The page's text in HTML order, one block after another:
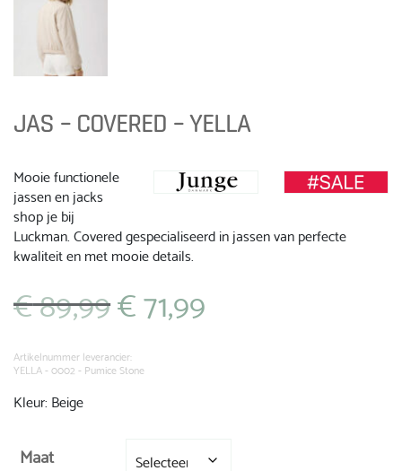
JAS – COVERED – YELLA
Mooie functionele
jassen en jacks
shop je bij
Luckman. Covered gespecialiseerd in jassen van perfecte
kwaliteit en met mooie details.
€89,99 Oorspronkelijke
prijs
€ 89,99.
€71,99
Artikelnummer leverancier:
YELLA - 0002 - Pumice Stone
Kleur: Beige
Maat